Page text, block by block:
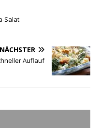
Salat
NÄCHSTER
Auflauf